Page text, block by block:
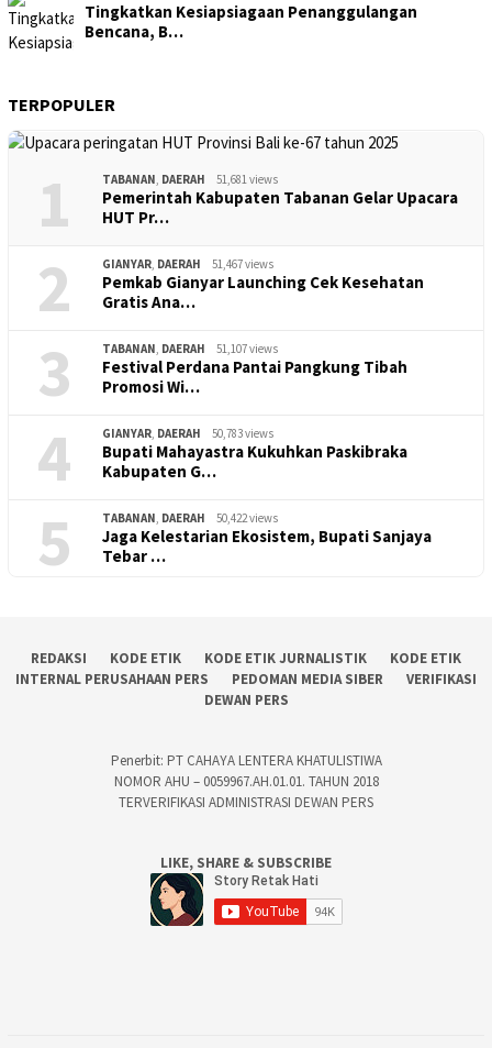
Tingkatkan Kesiapsiagaan Penanggulangan
Bencana, B…
TERPOPULER
1 TABANAN, DAERAH 51,681 views
Pemerintah Kabupaten Tabanan Gelar Upacara
HUT Pr…
2 GIANYAR, DAERAH 51,467 views
Pemkab Gianyar Launching Cek Kesehatan
Gratis Ana…
3 TABANAN, DAERAH 51,107 views
Festival Perdana Pantai Pangkung Tibah
Promosi Wi…
4 GIANYAR, DAERAH 50,783 views
Bupati Mahayastra Kukuhkan Paskibraka
Kabupaten G…
5 TABANAN, DAERAH 50,422 views
Jaga Kelestarian Ekosistem, Bupati Sanjaya
Tebar …
REDAKSI KODE ETIK KODE ETIK JURNALISTIK
KODE ETIK
INTERNAL PERUSAHAAN PERS
PEDOMAN MEDIA SIBER
VERIFIKASI
DEWAN PERS
Penerbit: PT CAHAYA LENTERA KHATULISTIWA
NOMOR AHU – 0059967.AH.01.01. TAHUN 2018
TERVERIFIKASI ADMINISTRASI DEWAN PERS
LIKE, SHARE & SUBSCRIBE